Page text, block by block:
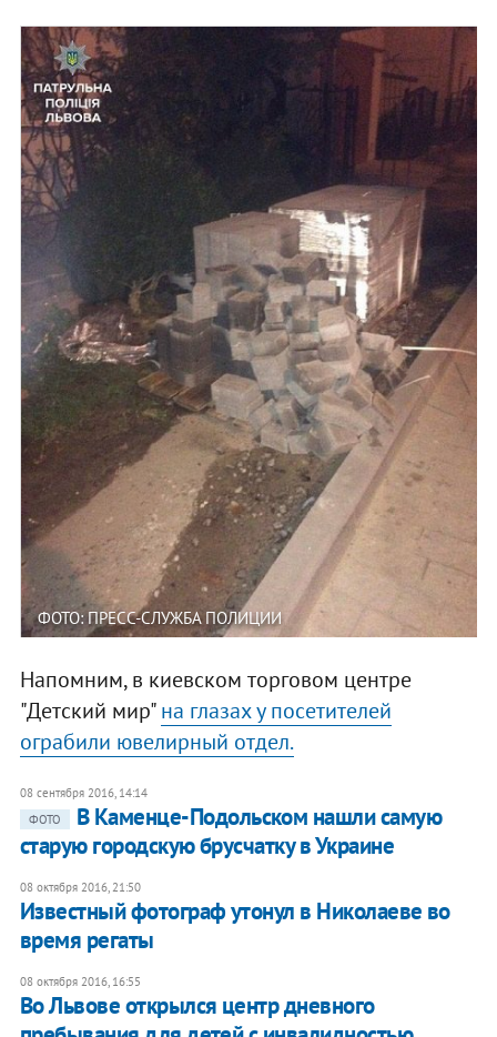
ФОТО: ПРЕСС-СЛУЖБА ПОЛИЦИИ
Напомним, в киевском торговом центре
"Детский мир"на глазах у посетителей
ограбили ювелирный отдел.
08 сентября 2016, 14:14
ФОТО
В Каменце-Подольском нашли самую
старую городскую брусчатку в Украине
08 октября 2016, 21:50
Известный фотограф утонул в Николаеве во
время регаты
08 октября 2016, 16:55
Во Львове открылся центр дневного